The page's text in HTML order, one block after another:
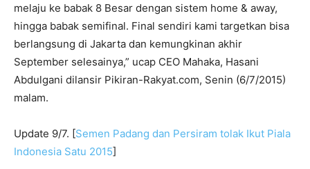
melaju ke babak 8 Besar dengan sistem home & away,
hingga babak semifinal. Final sendiri kami targetkan bisa
berlangsung di Jakarta dan kemungkinan akhir
September selesainya,” ucap CEO Mahaka, Hasani
Abdulgani dilansir Pikiran-Rakyat.com, Senin (6/7/2015)
malam.
Update 9/7. [Semen Padang dan Persiram tolak Ikut Piala
Indonesia Satu 2015]